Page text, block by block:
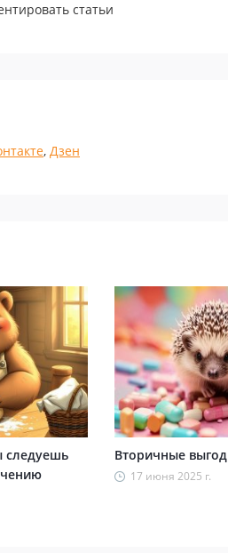
статьи
, Дзен
следуешь
Вторичные
17 июня 2025 г.